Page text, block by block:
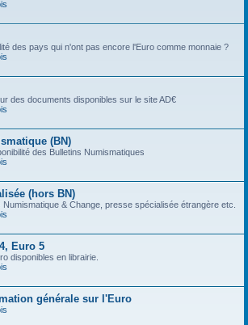
des pays qui n'ont pas encore l'Euro comme monnaie ?
des documents disponibles sur le site AD€
(BN)
des Bulletins Numismatiques
(hors BN)
Numismatique & Change, presse spécialisée étrangère etc.
Euro 5
disponibles en librairie.
générale sur l'Euro